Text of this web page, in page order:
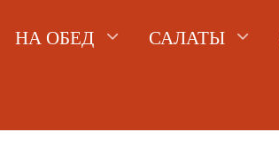
НА ОБЕД САЛАТЫ